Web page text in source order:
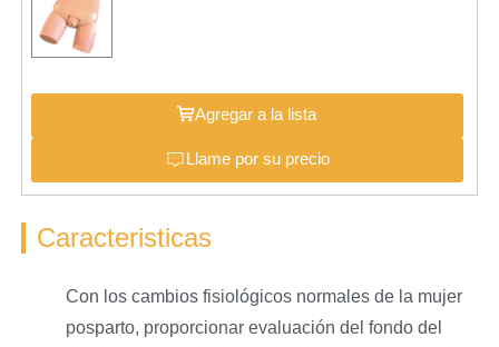
Agregar a la lista
Llame por su precio
Caracteristicas
Con los cambios fisiológicos normales de la mujer
posparto, proporcionar evaluación del fondo del